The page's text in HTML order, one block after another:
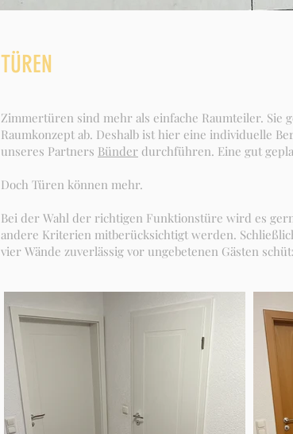
Zimmertüren sind mehr als einfache Raumteiler. Sie
Raumkonzept ab. Deshalb ist hier eine individuelle
unseres Partners Bünder durchführen. Eine gut
Doch Türen können mehr.
Bei der Wahl der richtigen Funktionstüre wird es
andere Kriterien mitberücksichtigt werden.
vier Wände zuverlässig vor ungebetenen Gästen
TÜREN